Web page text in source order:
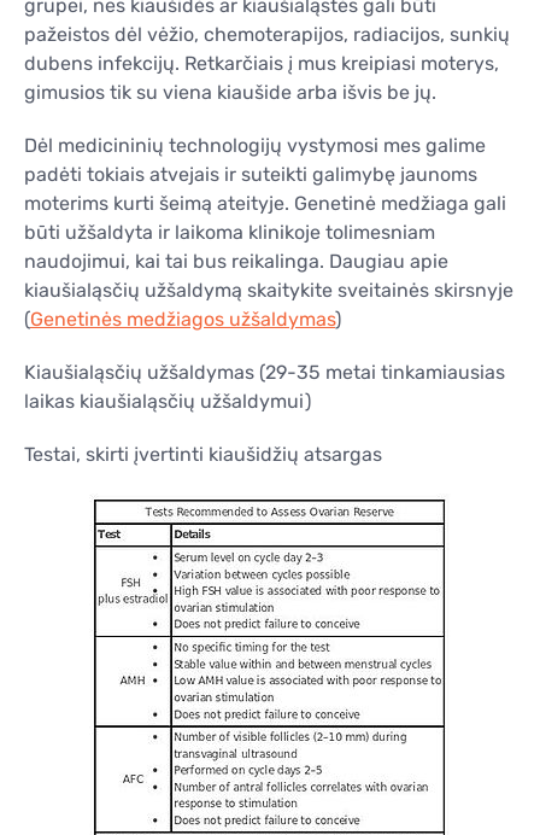
grupei, nes kiaušidės ar kiaušialąstės gali būti
pažeistos dėl vėžio, chemoterapijos, radiacijos, sunkių
dubens infekcijų. Retkarčiais į mus kreipiasi moterys,
gimusios tik su viena kiaušide arba išvis be jų.
Dėl medicininių technologijų vystymosi mes galime
padėti tokiais atvejais ir suteikti galimybę jaunoms
moterims kurti šeimą ateityje. Genetinė medžiaga gali
būti užšaldyta ir laikoma klinikoje tolimesniam
naudojimui, kai tai bus reikalinga. Daugiau apie
kiaušialąsčių užšaldymą skaitykite sveitainės skirsnyje
(Genetinės medžiagos užšaldymas)
Kiaušialąsčių užšaldymas (29-35 metai tinkamiausias
laikas kiaušialąsčių užšaldymui)
Testai, skirti įvertinti kiaušidžių atsargas